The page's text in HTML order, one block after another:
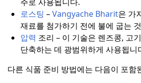
로스팅 –Vangyache Bharit은 가
재료를 첨가하기 전에 불에 굽는
압력 조리 – 이 기술은 렌즈콩, 고
단축하는 데 광범위하게 사용됩니
다른 식품 준비 방법에는 다음이 포함